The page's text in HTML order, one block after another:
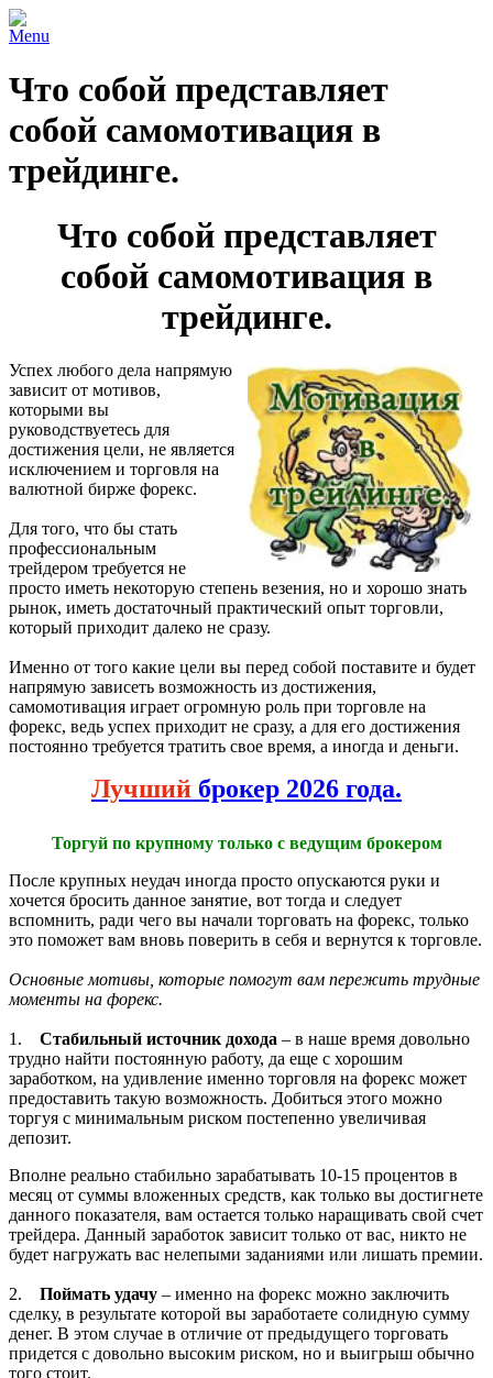
Menu
Что собой представляет
собой самомотивация в
трейдинге.
Что собой представляет
собой самомотивация в
трейдинге.
Успех любого дела напрямую
зависит от мотивов,
которыми вы
руководствуетесь для
достижения цели, не является
исключением и торговля на
валютной бирже форекс.
Для того, что бы стать
профессиональным
трейдером требуется не
просто иметь некоторую степень везения, но и хорошо знать
рынок, иметь достаточный практический опыт торговли,
который приходит далеко не сразу.
Именно от того какие цели вы перед собой поставите и будет
напрямую зависеть возможность из достижения,
самомотивация играет огромную роль при торговле на
форекс, ведь успех приходит не сразу, а для его достижения
постоянно требуется тратить свое время, а иногда и деньги.
Лучший брокер 2026 года.
Торгуй по крупному только с ведущим брокером
После крупных неудач иногда просто опускаются руки и
хочется бросить данное занятие, вот тогда и следует
вспомнить, ради чего вы начали торговать на форекс, только
это поможет вам вновь поверить в себя и вернутся к торговле.
Основные мотивы, которые помогут вам пережить трудные
моменты на форекс.
1. Стабильный источник дохода – в наше время довольно
трудно найти постоянную работу, да еще с хорошим
заработком, на удивление именно торговля на форекс может
предоставить такую возможность. Добиться этого можно
торгуя с минимальным риском постепенно увеличивая
депозит.
Вполне реально стабильно зарабатывать 10-15 процентов в
месяц от суммы вложенных средств, как только вы достигнете
данного показателя, вам остается только наращивать свой счет
трейдера. Данный заработок зависит только от вас, никто не
будет нагружать вас нелепыми заданиями или лишать премии.
2. Поймать удачу – именно на форекс можно заключить
сделку, в результате которой вы заработаете солидную сумму
денег. В этом случае в отличие от предыдущего торговать
придется с довольно высоким риском, но и выигрыш обычно
того стоит.